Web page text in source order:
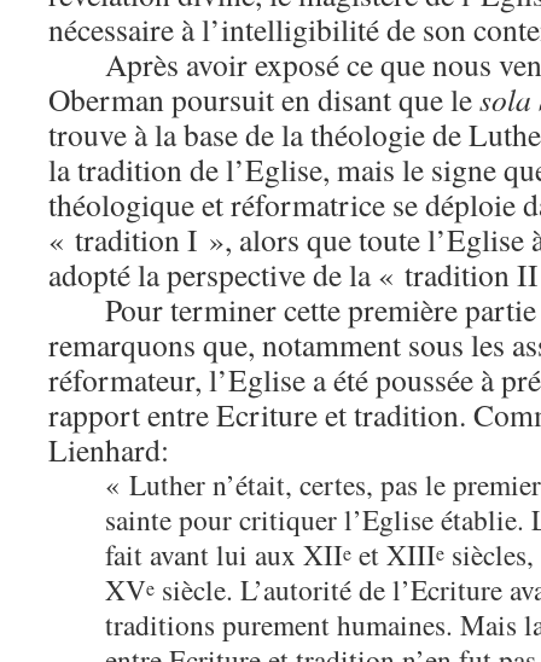
nécessaire à l’intelligibilité de son
Après avoir exposé ce que nous
Oberman poursuit en disant que lesola
trouve à la base de la théologie de
la tradition de l’Eglise, mais le signe
théologique et réformatrice se déploie
« tradition I », alors que toute l’Eglise
adopté la perspective de la « tradition
Pour terminer cette première
remarquons que, notamment sous les
réformateur, l’Eglise a été poussée à
rapport entre Ecriture et tradition.
Lienhard:
« Luther n’était, certes, pas le
sainte pour critiquer l’Eglise établie.
fait avant lui aux XIIe et XIIIe
XVe siècle. L’autorité de l’Ecriture
traditions purement humaines. Mais